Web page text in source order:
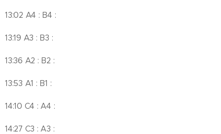
13:02 A4 : B4 :
13:19 A3 : B3 :
13:36 A2 : B2 :
13:53 A1 : B1 :
14:10 C4 : A4 :
14:27 C3 : A3 :